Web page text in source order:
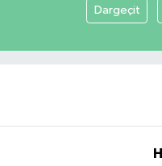
Dargeçit